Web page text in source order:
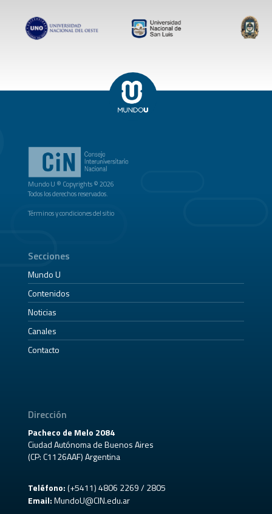
Mundo U ® Copyrights © 2026
Todos los derechos reservados.
Términos y condiciones del sitio
Secciones
Mundo U
Contenidos
Noticias
Canales
Contacto
Dirección
Pacheco de Melo 2084
Ciudad Autónoma de Buenos Aires
(CP: C1126AAF) Argentina
Teléfono:(+5411) 4806 2269 / 2805
Email: MundoU@CIN.edu.ar